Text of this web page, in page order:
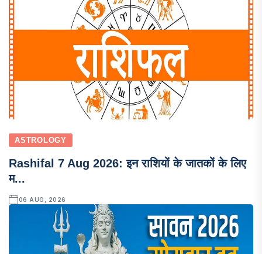
ASTROLOGY
Rashifal 7 Aug 2026: इन राशियों के जातकों के लिए
म...
06 AUG, 2026